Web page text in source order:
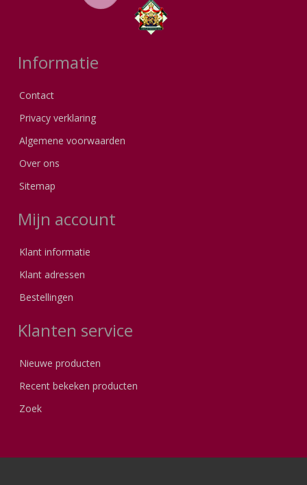
Informatie
Contact
Privacy verklaring
Algemene voorwaarden
Over ons
Sitemap
Mijn account
Klant informatie
Klant adressen
Bestellingen
Klanten service
Nieuwe producten
Recent bekeken producten
Zoek